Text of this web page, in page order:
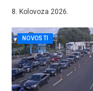
8. Kolovoza 2026.
NOVOSTI